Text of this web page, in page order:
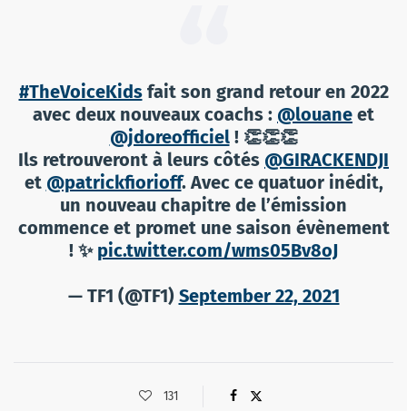
#TheVoiceKidsfait son grand retour en 2022
avec deux nouveaux coachs : @louane et
@jdoreofficiel! 👏👏👏
Ils retrouveront à leurs côtés @GIRACKENDJI
et @patrickfiorioff. Avec ce quatuor inédit,
un nouveau chapitre de l’émission
commence et promet une saison évènement
! ✨ pic.twitter.com/wms05Bv8oJ
— TF1 (@TF1) September 22, 2021
131